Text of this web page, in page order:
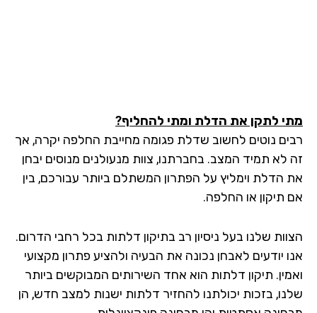
לתקן את הדלת ומתי להחליף?
נוטים לחשוב שדלת פגומה מחייבת החלפה יקרה, אך
לא תמיד המצב. בחברתנו, צוות מנעולנים מנוסים יבחן
הדלת וימליץ על הפתרון המשתלם ביותר עבורכם, בין
תיקון או החלפה.
שלנו בעל ניסיון רב בתיקון דלתות בכל רחבי הדרום.
יודעים לאבחן נכונה את הבעיה ולהציע פתרון מקצועי
תיקון דלתות הוא אחד השירותים המבוקשים ביותר
בזכות יכולתנו להחזיר דלתות ישנות למצב חדש, הן